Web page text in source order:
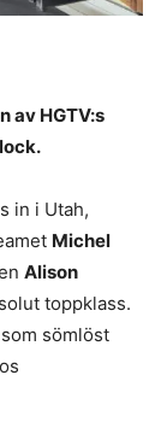
av HGTV:s
in i Utah,
Michel
Alison
toppklass.
sömlöst